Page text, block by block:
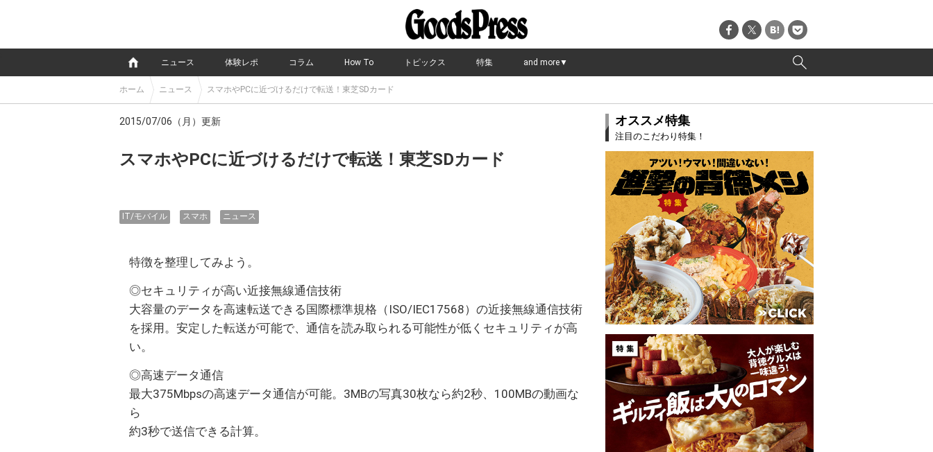
ニュース 体験レポ コラム How To トピックス 特集 and more▼
ホーム ニュース スマホやPCに近づけるだけで転送！東芝SDカード
2015/07/06（月）更新
スマホやPCに近づけるだけで転送！東芝SDカード
IT/モバイル スマホ ニュース
特徴を整理してみよう。
◎セキュリティが高い近接無線通信技術
大容量のデータを高速転送できる国際標準規格（ISO/IEC17568）の近接無線通信技術
を採用。安定した転送が可能で、通信を読み取られる可能性が低くセキュリティが高
い。
◎高速データ通信
最大375Mbpsの高速データ通信が可能。3MBの写真30枚なら約2秒、100MBの動画な
ら
約3秒で送信できる計算。
オススメ特集
注目のこだわり特集！